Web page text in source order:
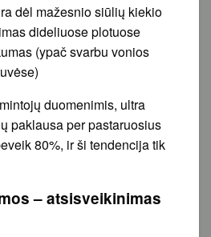
dėl mažesnio siūlių kiekio
dideliuose plotuose
(ypač svarbu vonios
duomenimis, ultra
paklausa per pastaruosius
80%, ir ši tendencija tik
– atsisveikinimas